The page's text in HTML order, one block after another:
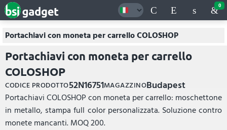
0
Portachiavi con moneta per carrello COLOSHOP
Portachiavi con moneta per carrello
COLOSHOP
CODICE PRODOTTO52N16751MAGAZZINOBudapest
Portachiavi COLOSHOP con moneta per carrello: moschettone
in metallo, stampa full color personalizzata. Soluzione contro
monete mancanti. MOQ 200.